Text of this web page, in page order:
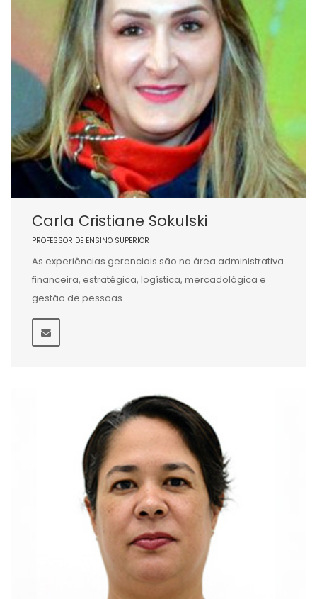
Carla Cristiane Sokulski
PROFESSOR DE ENSINO SUPERIOR
As experiências gerenciais são na área administrativa
financeira, estratégica, logística, mercadológica e
gestão de pessoas.